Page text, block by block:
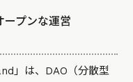
ープンな運営
」は、DAO（分散型